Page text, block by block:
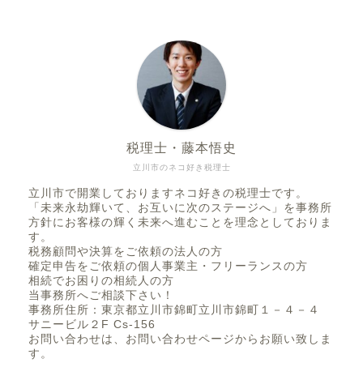
立川市のネコ好き税理士
税理士・藤本悟史
立川市で開業しておりますネコ好きの税理士です。
「未来永劫輝いて、お互いに次のステージへ」を事務所
方針にお客様の輝く未来へ進むことを理念としておりま
す。
税務顧問や決算をご依頼の法人の方
確定申告をご依頼の個人事業主・フリーランスの方
相続でお困りの相続人の方
当事務所へご相談下さい！
事務所住所：東京都立川市錦町立川市錦町１－４－４
サニービル２F Cs-156
お問い合わせは、お問い合わせページからお願い致しま
す。